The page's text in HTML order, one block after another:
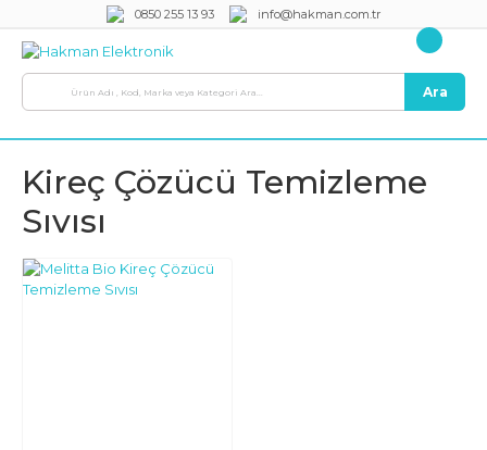
0850 255 13 93 info@hakman.com.tr
Ara
Kireç Çözücü Temizleme
Sıvısı